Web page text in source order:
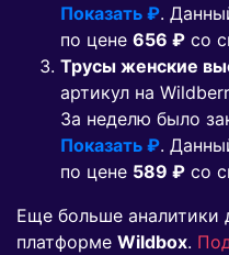
Показать ₽.
по цене 656 ₽ co
Трусы женские
артикул на
За неделю было
Показать ₽.
по цене 589 ₽ co
Еще больше аналитики
платформе Wildbox.